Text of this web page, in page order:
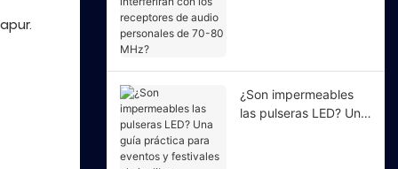
¿Son impermeables
las pulseras LED? Una